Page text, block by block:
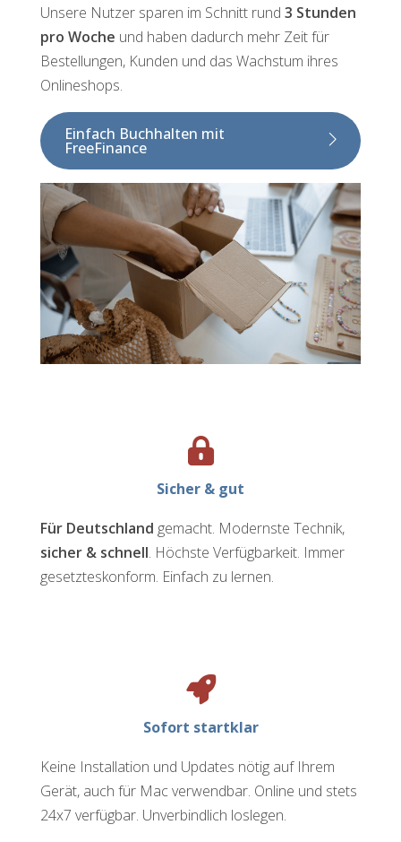
Unsere Nutzer sparen im Schnitt rund 3 Stunden
pro Woche und haben dadurch mehr Zeit für
Bestellungen, Kunden und das Wachstum ihres
Onlineshops.
Einfach Buchhalten mit
FreeFinance
Sicher & gut
Für Deutschland gemacht. Modernste Technik,
sicher & schnell. Höchste Verfügbarkeit. Immer
gesetzteskonform. Einfach zu lernen.
Sofort startklar
Keine Installation und Updates nötig auf Ihrem
Gerät, auch für Mac verwendbar. Online und stets
24x7 verfügbar. Unverbindlich loslegen.